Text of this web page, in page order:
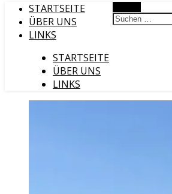
STARTSEITE
ÜBER UNS
LINKS
STARTSEITE
ÜBER UNS
LINKS